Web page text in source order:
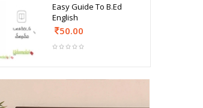
Easy Guide To B.Ed
English
50.00